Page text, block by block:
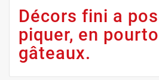
Décors fini a
piquer, en
gâteaux.